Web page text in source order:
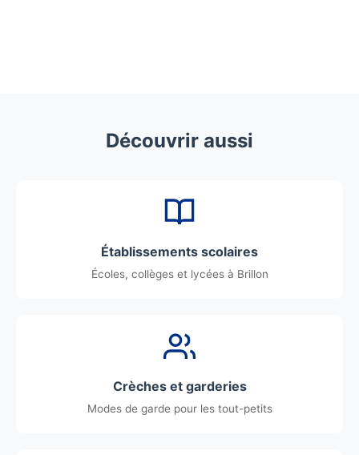
Découvrir aussi
Établissements scolaires
Écoles, collèges et lycées à Brillon
Crèches et garderies
Modes de garde pour les tout-petits